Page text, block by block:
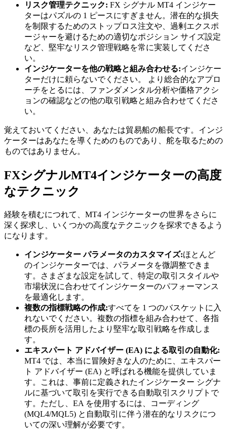
リスク管理テクニック: FX シグナル MT4 インジケー
ターはパズルの 1 ピースにすぎません。潜在的な損失
を制限するためのストップロス注文や、過剰エクスポ
ージャーを避けるための適切なポジション サイズ設定
など、堅牢なリスク管理戦略を常に実装してくださ
い。
インジケーターを他の戦略と組み合わせる:インジケー
ターだけに頼らないでください。 より総合的なアプロ
ーチをとるには、ファンダメンタル分析や価格アクシ
ョンの確認などの他の取引戦略と組み合わせてくださ
い。
覚えておいてください、あなたは貿易船の船長です。インジ
ケーターはあなたを導くためのものであり、舵を取るための
ものではありません。
FXシグナルMT4インジケーターの高度
なテクニック
経験を積むにつれて、MT4 インジケーターの世界をさらに
深く探求し、いくつかの高度なテクニックを探求できるよう
になります。
インジケーター パラメータのカスタマイズ:ほとんど
のインジケーターでは、パラメータを微調整できま
す。さまざまな設定を試して、特定の取引スタイルや
市場状況に合わせてインジケーターのパフォーマンス
を最適化します。
複数の指標戦略の作成:すべてを 1 つのバスケットに入
れないでください。複数の指標を組み合わせて、各指
標の長所を活用したより堅牢な取引戦略を作成しま
す。
エキスパート アドバイザー (EA) による取引の自動化:
MT4 では、本当に冒険好きな人のために、エキスパー
ト アドバイザー (EA) と呼ばれる機能を提供していま
す。これは、事前に定義されたインジケーター シグナ
ルに基づいて取引を実行できる自動取引スクリプトで
す。ただし、EA を使用するには、コーディング
(MQL4/MQL5) と自動取引に伴う潜在的なリスクにつ
いての深い理解が必要です。